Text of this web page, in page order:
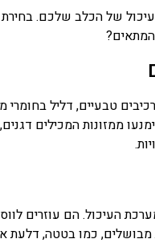
של הכלב שלכם.
טבעיים, דליל
ממזונות המכילים
העיכול. הם עוזרים
כמו בטטה, דלעת או